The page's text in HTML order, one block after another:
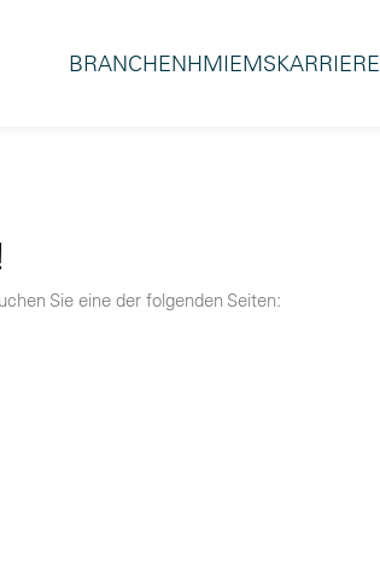
BRANCHENHMIEMSKARRIERE
Sie eine der folgenden Seiten: